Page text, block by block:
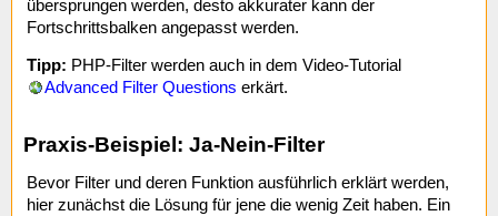
übersprungen werden, desto akkurater kann der
Fortschrittsbalken angepasst werden.
Tipp: PHP-Filter werden auch in dem Video-Tutorial
Advanced Filter Questions erkärt.
Praxis-Beispiel: Ja-Nein-Filter
Bevor Filter und deren Funktion ausführlich erklärt werden,
hier zunächst die Lösung für jene die wenig Zeit haben. Ein